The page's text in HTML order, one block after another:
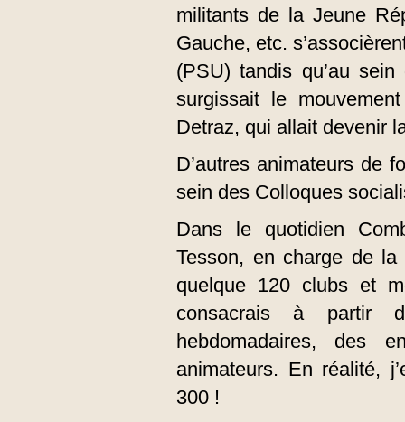
militants de la Jeune
Gauche, etc.
(PSU) tandis qu’au
surgissait le
Detraz, qui allait devenir
D’autres animateurs de
sein des Colloques
Dans le quotidien
Tesson, en charge de
quelque 120 clubs et
consacrais à partir
hebdomadaires, des
animateurs. En réalité,
300 !